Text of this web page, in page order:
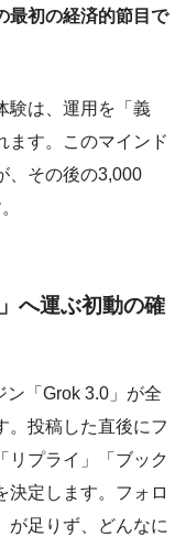
最初の経済的節目で
験は、運用を「義
ます。このマインド
、その後の3,000
へ運ぶ初動の確
「Grok 3.0」が全
。投稿した直後にフ
リプライ」「ブック
決定します。フォロ
が足りず、どんなに